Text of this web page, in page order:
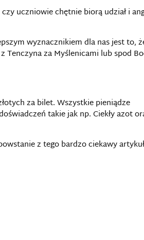
uczniowie chętnie biorą udział i
wyznacznikiem dla nas jest to,
Tenczyna za Myślenicami lub spod
za bilet. Wszystkie pieniądze
takie jak np. Ciekły azot
z tego bardzo ciekawy artykuł